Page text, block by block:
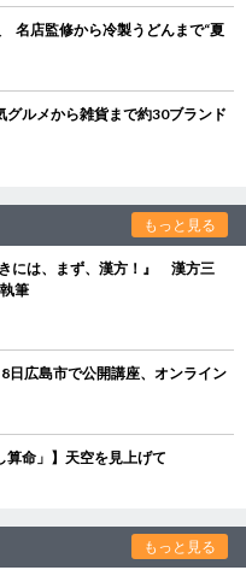
名店監修から冷製うどんまで“夏
ルメから雑貨まで約30ブランド
もっと見る
には、まず、漢方！』 漢方三
筆
広島市で公開講座、オンライン
算命」】天空を見上げて
もっと見る